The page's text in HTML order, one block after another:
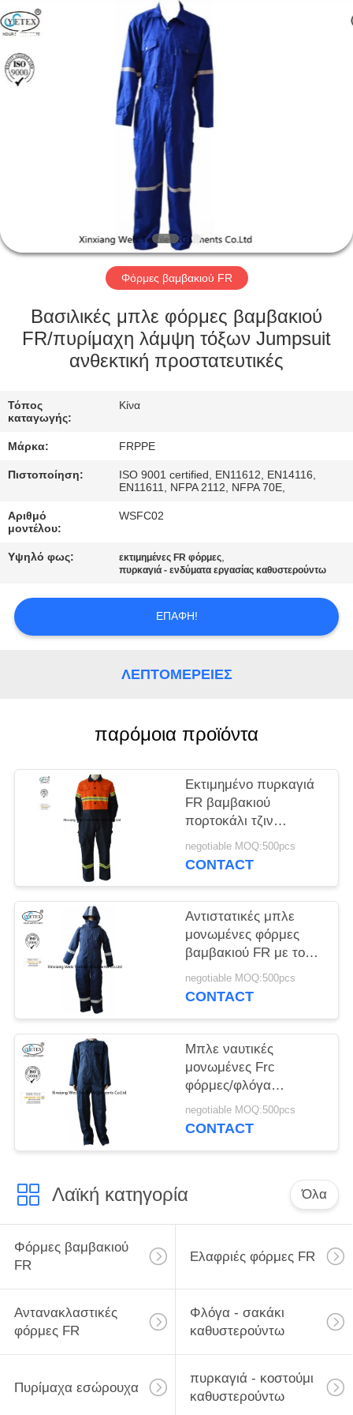
ΣΠΊΤΙ
ΠΡΟΪΌΝΤΑ
ΓΎΡΟΣ
ΕΡΓΟΣΤΑΣΊΩΝ
ΠΟΙΟΤΙΚΌΣ
ΈΛΕΓΧΟΣ
ΜΑΣ
ΕΛΆΤΕ
ΕΠΑΦΉ
ΜΕ
ΖΗΤΉΣΤΕ
ΑΠΌΣΠΑΣΜΑ
Weis
Textiles&Garments
Co.Ltd.
Rights
Reserved.
Φόρμες βαμβακιού FR
Βασιλικές μπλε φόρμες βαμβακιού
FR/πυρίμαχη λάμψη τόξων Jumpsuit
ανθεκτική προστατευτικές
Τόπος
καταγωγής:
Κίνα
Μάρκα: FRPPE
Πιστοποίηση:
ISO 9001 certified, EN11612, EN14116,
EN11611, NFPA 2112, NFPA 70E,
Αριθμό
μοντέλου:
WSFC02
Υψηλό φως: εκτιμημένες FR φόρμες,
πυρκαγιά - ενδύματα εργασίας καθυστερούντω
ΕΠΑΦΉ!
ΛΕΠΤΟΜΈΡΕΙΕΣ
παρόμοια προϊόντα
Εκτιμημένο πυρκαγιά
FR βαμβακιού
πορτοκάλι τζιν
βαμβακιού φορμών
δίχρωμο μπλε ναυτικό
negotiable MOQ:500pcs
CONTACT
Αντιστατικές μπλε
μονωμένες φόρμες
βαμβακιού FR με το
χειμώνα 300gsm
κουκουλών
negotiable MOQ:500pcs
CONTACT
Μπλε ναυτικές
μονωμένες Frc
φόρμες/φλόγα
γυναικών ανδρών -
καθυστερών Workwear
negotiable MOQ:500pcs
CONTACT
Λαϊκή κατηγορία Όλα
Φόρμες βαμβακιού
FR
Ελαφριές φόρμες FR
Αντανακλαστικές
φόρμες FR
Φλόγα - σακάκι
καθυστερούντω
Πυρίμαχα εσώρουχα
πυρκαγιά - κοστούμι
καθυστερούντω